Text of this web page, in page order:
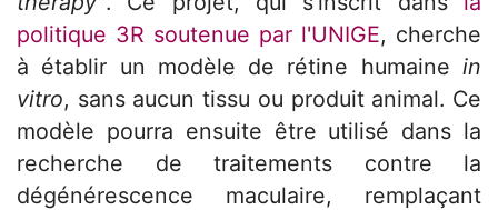
politique 3R soutenue par l'UNIGE, cherche
à établir un modèle de rétine humaine in
vitro, sans aucun tissu ou produit animal. Ce
modèle pourra ensuite être utilisé dans la
recherche de traitements contre la
dégénérescence maculaire, remplaçant